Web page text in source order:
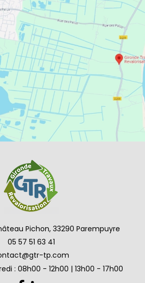
Pichon, 33290 Parempuyre
05 57 51 63 41
tp.com
: 08h00 - 12h00 | 13h00 - 17h00